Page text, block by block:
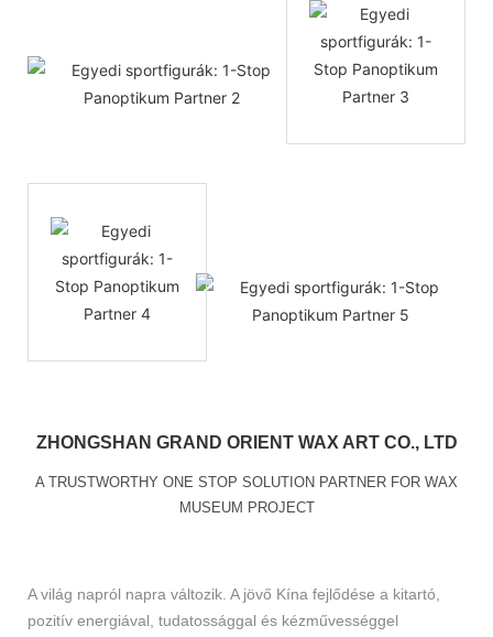
ZHONGSHAN GRAND ORIENT WAX ART CO., LTD
A TRUSTWORTHY ONE STOP SOLUTION PARTNER FOR WAX
MUSEUM PROJECT
A világ napról napra változik. A jövő Kína fejlődése a kitartó,
pozitív energiával, tudatossággal és kézművességgel